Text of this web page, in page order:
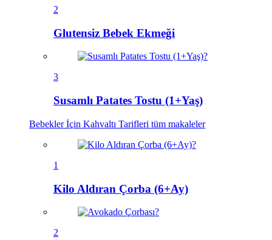
2
Glutensiz Bebek Ekmeği
3
Susamlı Patates Tostu (1+Yaş)
Bebekler İçin Kahvaltı Tarifleri tüm makaleler
1
Kilo Aldıran Çorba (6+Ay)
2